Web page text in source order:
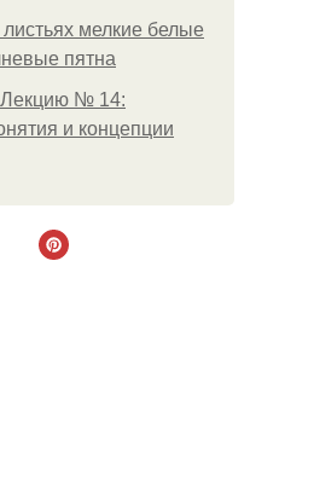
мелкие белые
пятна
№ 14:
и концепции